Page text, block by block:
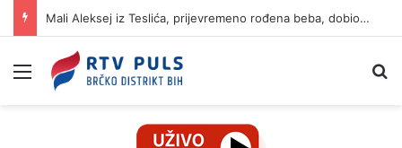
Mali Aleksej iz Teslića, prijevremeno rođena beba, dobio životnu bitku na UKC-u Srpske
Izbornik